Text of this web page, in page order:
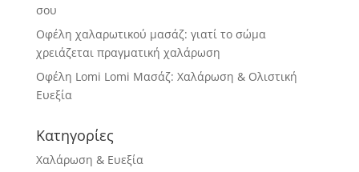
σου
Οφέλη χαλαρωτικού μασάζ: γιατί το σώμα
χρειάζεται πραγματική χαλάρωση
Οφέλη Lomi Lomi Μασάζ: Χαλάρωση & Ολιστική
Ευεξία
Κατηγορίες
Χαλάρωση & Ευεξία